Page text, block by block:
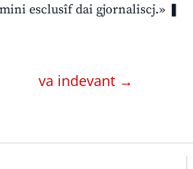
esclusîf dai gjornaliscj.» ❚
va indevant →